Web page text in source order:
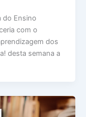
do Ensino
com o
dos
desta semana a